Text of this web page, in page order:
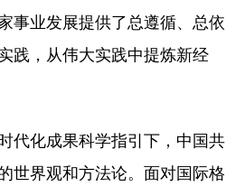
事业发展提供了总遵循、总依
践，从伟大实践中提炼新经
代化成果科学指引下，中国共
世界观和方法论。面对国际格